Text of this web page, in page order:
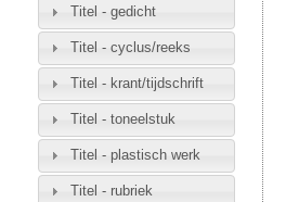
Titel - gedicht
Titel - cyclus/reeks
Titel - krant/tijdschrift
Titel - toneelstuk
Titel - plastisch werk
Titel - rubriek